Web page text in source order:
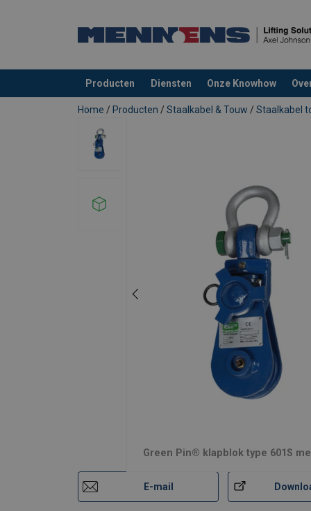
Producten Diensten Onze Knowhow
toegevoegd aan uw offerte
Home / Producten / Staalkabel & Touw / Staalkabel
Green Pin® klapblok type 601S
E-mail